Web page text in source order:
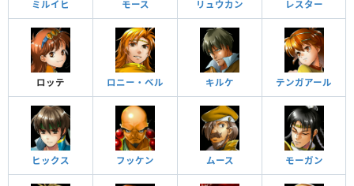
ミルイヒ モース リュウカン レスター
ロッテ ロニー・ベル キルケ テンガアール
ヒックス フッケン ムース モーガン